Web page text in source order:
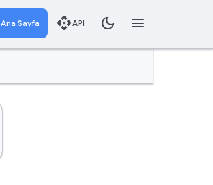
Ana Sayfa apiAPI dark_mode menu